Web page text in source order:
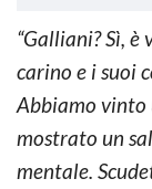
“Galliani? Sì,
carino e i suoi
Abbiamo vinto
mostrato un
mentale.